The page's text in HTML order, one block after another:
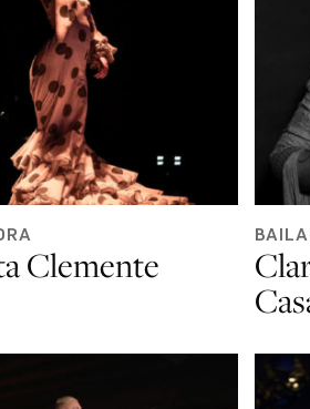
Clemente